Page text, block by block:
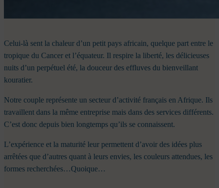
Celui-là sent la chaleur d’un petit pays africain, quelque part entre le
tropique du Cancer et l’équateur. Il respire la liberté, les délicieuses
nuits d’un perpétuel été, la douceur des effluves du bienveillant
kouratier.
Notre couple représente un secteur d’activité français en Afrique. Ils
travaillent dans la même entreprise mais dans des services différents.
C’est donc depuis bien longtemps qu’ils se connaissent.
L’expérience et la maturité leur permettent d’avoir des idées plus
arrêtées que d’autres quant à leurs envies, les couleurs attendues, les
formes recherchées…Quoique…